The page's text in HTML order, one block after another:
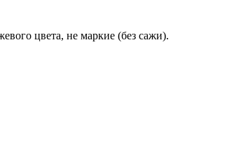
цвета, не маркие (без сажи).